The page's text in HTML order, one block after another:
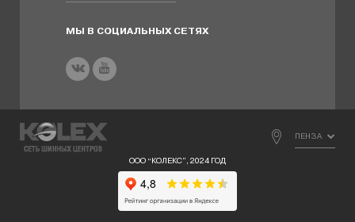
МЫ В СОЦИАЛЬНЫХ СЕТЯХ
ПЕНЗА
ООО “КОЛЕКС”, 2024 ГОД